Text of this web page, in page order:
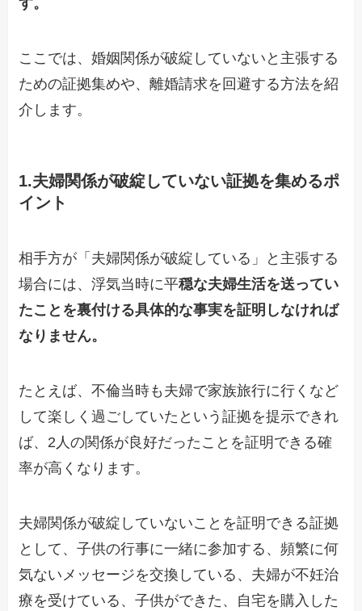
す。
ここでは、婚姻関係が破綻していないと主張する
ための証拠集めや、離婚請求を回避する方法を紹
介します。
1.夫婦関係が破綻していない証拠を集めるポ
イント
相手方が「 夫婦関係が破綻している」と主張する
場合には、浮気当時に平穏な夫婦生活を送ってい
たことを裏付ける具体的な事実を証明しなければ
なりません。
たとえば、不倫当時も夫婦で家族旅行に行くなど
して楽しく過ごしていたという証拠を提示できれ
ば、 2人の関係が良好だったことを証明できる確
率が高くなります。
夫婦関係が破綻していないことを証明できる証拠
として、子供の行事に一緒に参加する 、頻繁に何
気ないメッセージを交換している 、 夫婦が不妊治
療を受けている 、子供ができた、自宅を購入した